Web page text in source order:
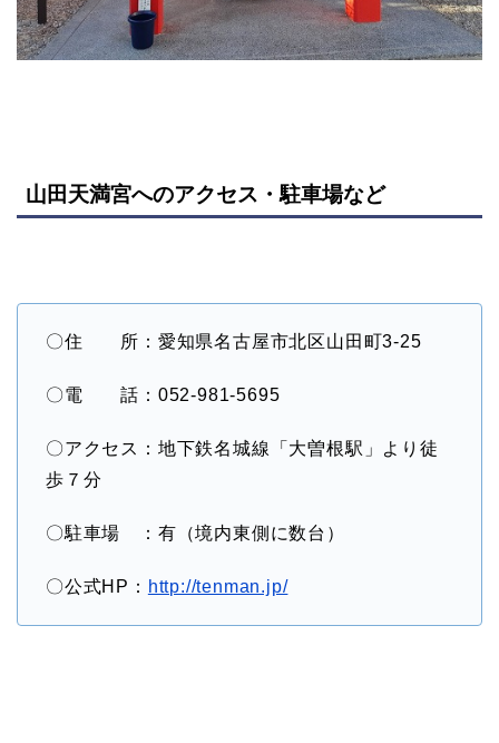
山田天満宮へのアクセス・駐車場など
〇住 所：愛知県名古屋市北区山田町3-25
〇電 話：052-981-5695
〇アクセス：地下鉄名城線「大曽根駅」より徒
歩７分
〇駐車場 ：有（境内東側に数台）
〇公式HP： http://tenman.jp/